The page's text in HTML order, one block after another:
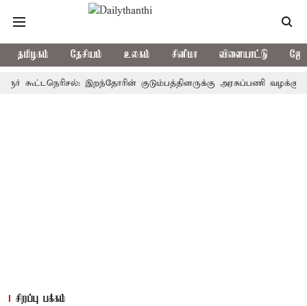
தமிழகம் தேசியம் உலகம் சினிமா விளையாட்டு
இறந்தோரின் குடும்பத்தினருக்கு அரசுப்பணி வழக்கு; வரும்
சிறப்பு பக்கம்